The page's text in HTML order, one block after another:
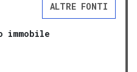
ALTRE FONTI
immobile